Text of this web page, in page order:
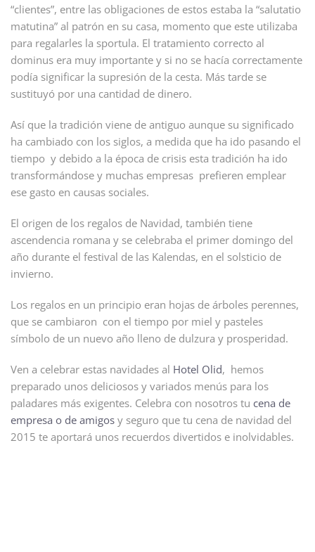
“clientes”, entre las obligaciones de estos estaba la “salutatio
matutina” al patrón en su casa, momento que este utilizaba
para regalarles la sportula. El tratamiento correcto al
dominus era muy importante y si no se hacía correctamente
podía significar la supresión de la cesta. Más tarde se
sustituyó por una cantidad de dinero.
Así que la tradición viene de antiguo aunque su significado
ha cambiado con los siglos, a medida que ha ido pasando el
tiempo y debido a la época de crisis esta tradición ha ido
transformándose y muchas empresas prefieren emplear
ese gasto en causas sociales.
El origen de los regalos de Navidad, también tiene
ascendencia romana y se celebraba el primer domingo del
año durante el festival de las Kalendas, en el solsticio de
invierno.
Los regalos en un principio eran hojas de árboles perennes,
que se cambiaron con el tiempo por miel y pasteles
símbolo de un nuevo año lleno de dulzura y prosperidad.
Ven a celebrar estas navidades al Hotel Olid, hemos
preparado unos deliciosos y variados menús para los
paladares más exigentes. Celebra con nosotros tu cena de
empresa o de amigos y seguro que tu cena de navidad del
2015 te aportará unos recuerdos divertidos e inolvidables.